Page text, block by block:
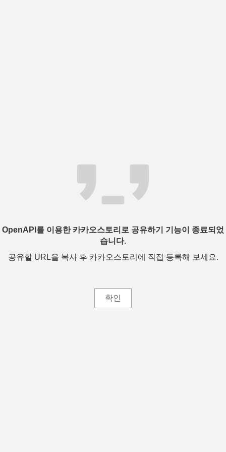
OpenAPI를 이용한 카카오스토리로 공유하기 기능이 종료되었
습니다.
공유할 URL을 복사 후 카카오스토리에 직접 등록해 보세요.
확인